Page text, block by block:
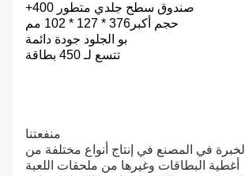
صندوق سطح جلدي متطور 400+
حجم أكبر 376 * 127 * 102 مم
بو الجلود جودة دائمة
تتسع لـ 450 بطاقة
منفعتنا
من الخبرة في المصنع في إنتاج أنواع مختلفة من
أغطية البطاقات وغيرها من ملحقات اللعبة